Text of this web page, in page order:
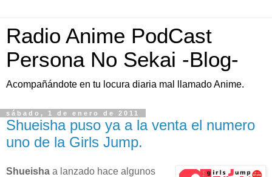
Radio Anime PodCast
Persona No Sekai -Blog-
Acompañándote en tu locura diaria mal llamado Anime.
sábado, 1 de enero de 2011
Shueisha puso ya a la venta el numero
uno de la Girls Jump.
Shueisha a lanzado hace algunos